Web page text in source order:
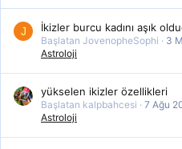
J İkizler burcu kadını aşık
Başlatan JovenopheSophi 3
Astroloji
yükselen ikizler özellikleri
Başlatan kalpbahcesi 7 Ağu
Astroloji